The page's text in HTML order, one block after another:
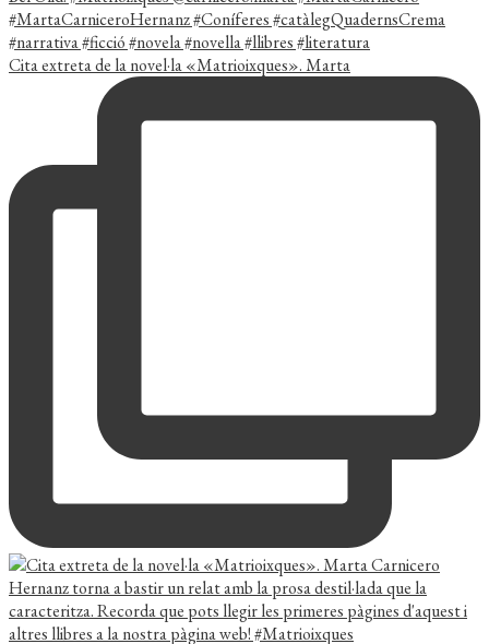
Cita extreta de la novel·la «Matrioixques». Marta